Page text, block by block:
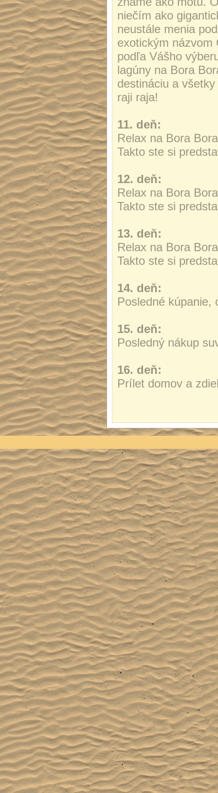
niečím ako
neustále menia
exotickým názvom
podľa Vášho
lagúny na Bora
destináciu a
raji raja!
11. deň:
Relax na Bora
Takto ste si
12. deň:
Relax na Bora
Takto ste si
13. deň:
Relax na Bora
Takto ste si
14. deň:
Posledné kúpanie,
15. deň:
Posledný nákup
16. deň:
Prílet domov a